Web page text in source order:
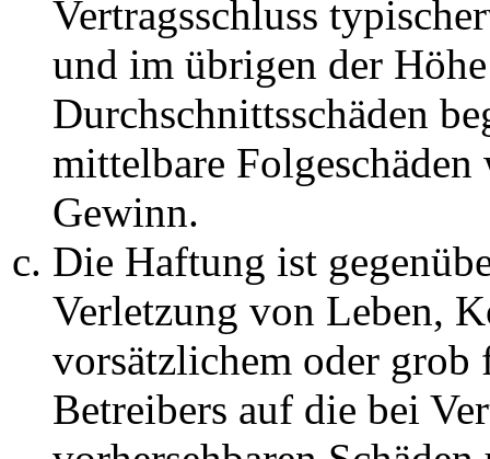
Vertragsschluss
und im übrigen der
Durchschnittsschäden
mittelbare Folgeschäden
Gewinn.
Die Haftung ist
Verletzung von Leben,
vorsätzlichem oder grob
Betreibers auf die bei